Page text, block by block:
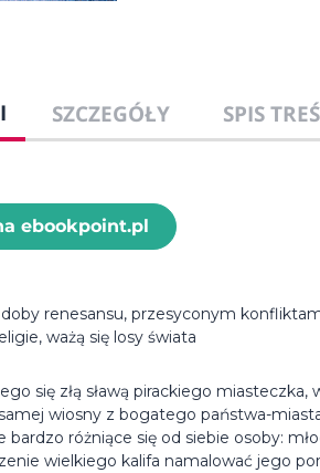
SZCZEGÓŁY SPIS
ebookpoint.pl
renesansu, przesyconym
ważą się losy świata
się złą sławą pirackiego
wiosny z bogatego państwa-
bardzo różniące się od siebie osoby:
wielkiego kalifa namalować jego